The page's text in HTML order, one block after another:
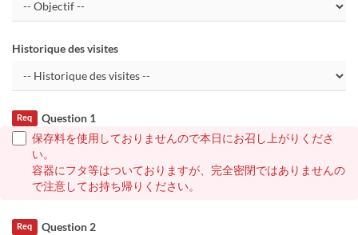
Historique des visites
Question 1
Req
保存料を使用しておりませんので本日にお召し上がりくださ
い。
容器にフタ等はついておりますが、完全密閉ではありませんの
で注意してお持ち帰りください。
Question 2
Req